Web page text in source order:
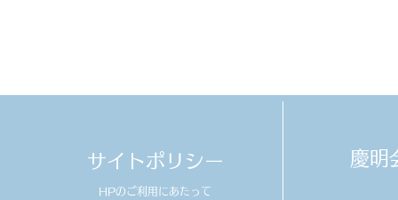
サイトポリシー
HPのご利用にあたって
慶明